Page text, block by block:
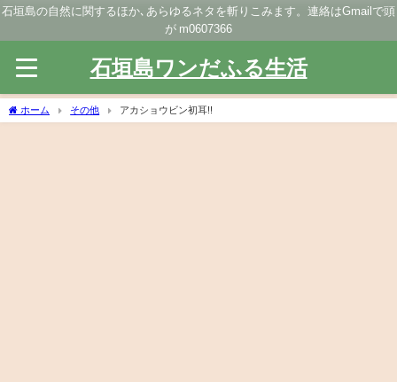
石垣島の自然に関するほか､あらゆるネタを斬りこみます。連絡はGmailで頭
が m0607366
石垣島ワンだふる生活
ホーム その他 アカショウビン初耳!!